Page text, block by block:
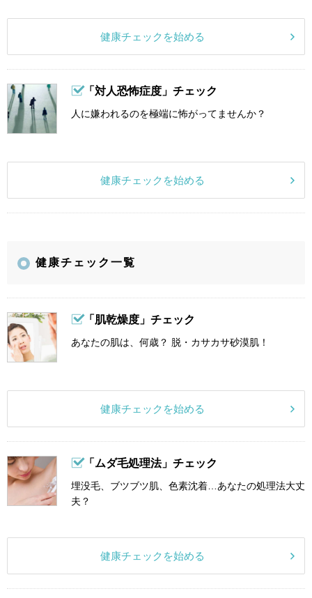
健康チェックを始める
「対人恐怖症度」チェック
人に嫌われるのを極端に怖がってませんか？
健康チェックを始める
健康チェック一覧
「肌乾燥度」チェック
あなたの肌は、何歳？ 脱・カサカサ砂漠肌！
健康チェックを始める
「ムダ毛処理法」チェック
埋没毛、ブツブツ肌、色素沈着…あなたの処理法大丈
夫？
健康チェックを始める